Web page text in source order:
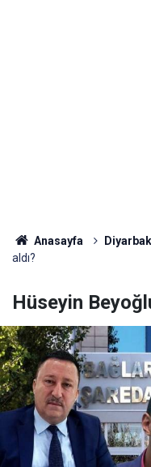
Anasayfa
aldı?
Hüseyin